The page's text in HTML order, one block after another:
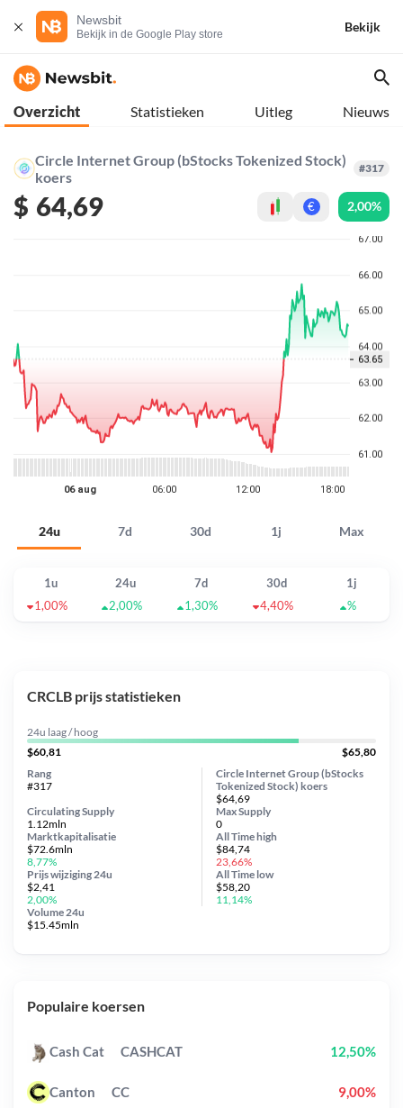
Newsbit
Bekijk in de Google Play store
Bekijk
Overzicht Statistieken Uitleg Nieuws
Circle Internet Group (bStocks Tokenized Stock)
koers
#317
$ 64,69 € 2,00%
24u 7d 30d 1j Max
1u 24u 7d 30d
1j
1,00%
2,00% 1,30% 4,40% %
CRCLB prijs statistieken
24u laag / hoog
$60,81
$65,80
Circle Internet Group (bStocks
Tokenized Stock) koers
$64,69
Circulating Supply
1.12mln
Prijs wijziging 24u
$2,41
2,00%
Max Supply
0
Marktkapitalisatie
$72.6mln
8,77%
Volume 24u
$15.45mln
Rang
#317
All Timehigh
$84,74
23,66%
All Time low
$58,20
11,14%
Populaire koersen
Cash Cat CASHCAT 12,50%
Canton CC 9,00%